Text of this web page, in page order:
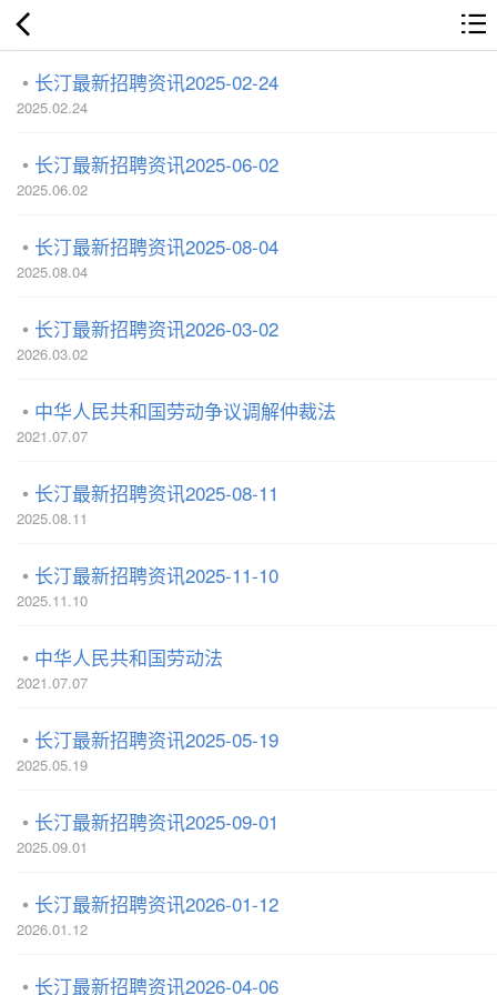
长汀最新招聘资讯2025-02-24
2025.02.24
长汀最新招聘资讯2025-06-02
2025.06.02
长汀最新招聘资讯2025-08-04
2025.08.04
长汀最新招聘资讯2026-03-02
2026.03.02
中华人民共和国劳动争议调解仲裁法
2021.07.07
长汀最新招聘资讯2025-08-11
2025.08.11
长汀最新招聘资讯2025-11-10
2025.11.10
中华人民共和国劳动法
2021.07.07
长汀最新招聘资讯2025-05-19
2025.05.19
长汀最新招聘资讯2025-09-01
2025.09.01
长汀最新招聘资讯2026-01-12
2026.01.12
长汀最新招聘资讯2026-04-06